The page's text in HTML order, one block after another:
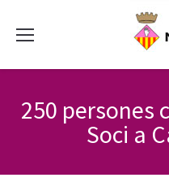
250 persones
Soci a